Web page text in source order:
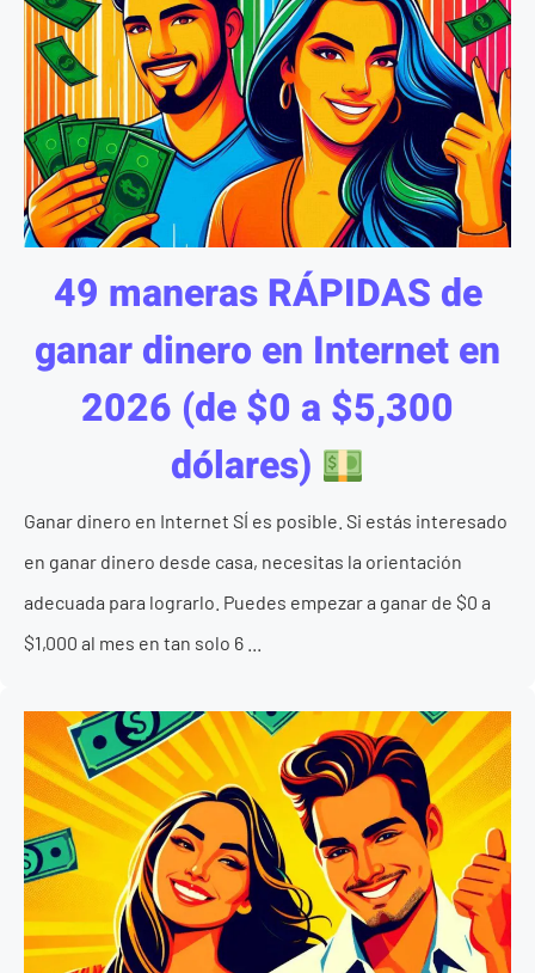
49 maneras RÁPIDAS de
ganar dinero en Internet en
2026 (de $0 a $5,300
dólares)
Ganar dinero en Internet SÍ es posible. Si estás interesado
en ganar dinero desde casa, necesitas la orientación
adecuada para lograrlo. Puedes empezar a ganar de $0 a
$1,000 al mes en tan solo 6 ...